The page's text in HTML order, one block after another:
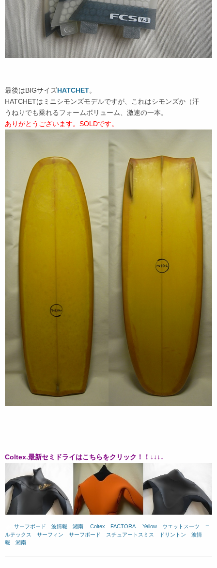
最後はBIGサイズHATCHET。
HATCHETはミニシモンズモデルですが、これはシモンズか（汗
うねりでも乗れるフォームボリューム、激速の一本。
ありがとうございます。SOLDです。
Coltex.最新セミドライはこちらをクリック！！↓↓↓↓
サーフボード 波情報 湘南 Coltex FACTORA. Yellow ウエットスーツ
コ
ルテックス
サーフィン サーフボード スチュアートスミス ドリントン
波情
報 湘南